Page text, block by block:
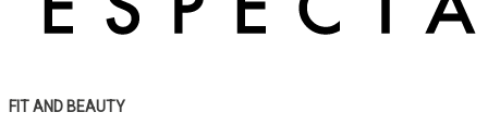
FIT AND BEAUTY